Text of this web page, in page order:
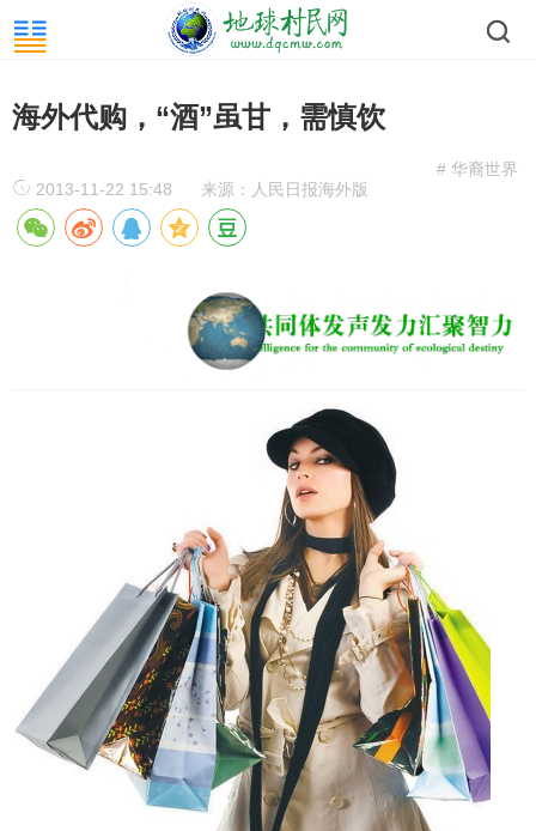
海外代购，“酒”虽甘，需慎饮
# 华裔世界
2013-11-22 15:48
来源：人民日报海外版